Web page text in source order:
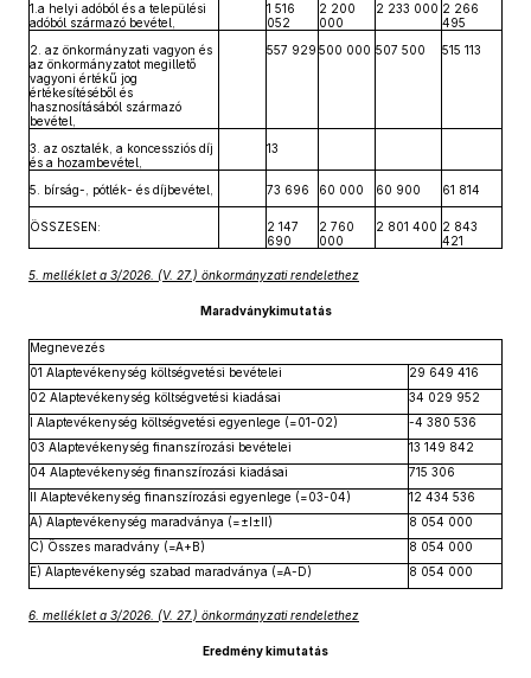
1.a helyi adóból és a települési
adóból származó bevétel,
1 516
052
2 200
000
2 233 000 2 266
495
2. az önkormányzati vagyon és
az önkormányzatot megillető
vagyoni értékű jog
értékesítéséből és
hasznosításából származó
bevétel,
557 929 500 000 507 500 515 113
3. az osztalék, a koncessziós díj
és a hozambevétel,
13
5. bírság-, pótlék- és díjbevétel, 73 696 60 000 60 900 61 814
ÖSSZESEN:
2 147
690
2 760
000
2 801 400 2 843
421
5. melléklet a 3/2026. (V. 27.) önkormányzati rendelethez
Maradványkimutatás
Megnevezés
01 Alaptevékenység költségvetési bevételei
29 649 416
02 Alaptevékenység költségvetési kiadásai
34 029 952
I Alaptevékenység költségvetési egyenlege (=01-02)
-4 380 536
03 Alaptevékenység finanszírozási bevételei
13 149 842
04 Alaptevékenység finanszírozási kiadásai
715 306
II Alaptevékenység finanszírozási egyenlege (=03-04)
12 434 536
A) Alaptevékenység maradványa (=±I±II)
8 054 000
C) Összes maradvány (=A+B)
8 054 000
E) Alaptevékenység szabad maradványa (=A-D)
8 054 000
6. melléklet a 3/2026. (V. 27.) önkormányzati rendelethez
Eredmény kimutatás